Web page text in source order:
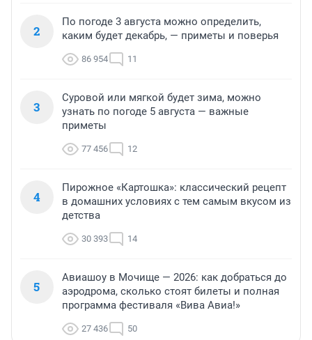
2
По погоде 3 августа можно определить,
каким будет декабрь, — приметы и поверья
86 954 11
3
Суровой или мягкой будет зима, можно
узнать по погоде 5 августа — важные
приметы
77 456 12
4
Пирожное «Картошка»: классический рецепт
в домашних условиях с тем самым вкусом из
детства
30 393 14
5
Авиашоу в Мочище — 2026: как добраться до
аэродрома, сколько стоят билеты и полная
программа фестиваля «Вива Авиа!»
27 436 50